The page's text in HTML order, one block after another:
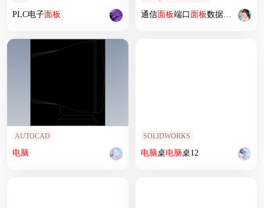
PLC电子面板 通信面板端口面板数据通信接口17种
AUTOCAD
电脑
SOLIDWORKS
电脑桌电脑桌12